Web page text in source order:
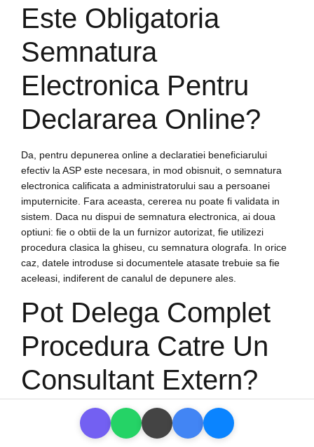
Este Obligatoria
Semnatura
Electronica Pentru
Declararea Online?
Da, pentru depunerea online a declaratiei beneficiarului
efectiv la ASP este necesara, in mod obisnuit, o semnatura
electronica calificata a administratorului sau a persoanei
imputernicite. Fara aceasta, cererea nu poate fi validata in
sistem. Daca nu dispui de semnatura electronica, ai doua
optiuni: fie o obtii de la un furnizor autorizat, fie utilizezi
procedura clasica la ghiseu, cu semnatura olografa. In orice
caz, datele introduse si documentele atasate trebuie sa fie
aceleasi, indiferent de canalul de depunere ales.
Pot Delega Complet
Procedura Catre Un
Consultant Extern?
Poti imputernici un consultant extern, avocat sau contabil sa
pregateasca documentele si sa depuna declaratia in numele